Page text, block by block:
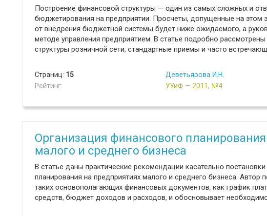
Построение финансовой структуры — один из самых сложных и
бюджетирования на предприятии. Просчеты, допущенные на этом
от внедрения бюджетной системы будет ниже ожидаемого, а
методе управления предприятием. В статье подробно
структуры розничной сети, стандартные приемы и часто
Страниц: 15
Рейтинг:
Деветьярова И.Н.
УУиФ — 2011, №4
Организация финансового
малого и среднего бизнеса
В статье даны практические рекомендации касательно
планирования на предприятиях малого и среднего бизнеса.
таких основополагающих финансовых документов, как график
средств, бюджет доходов и расходов, и обосновывает